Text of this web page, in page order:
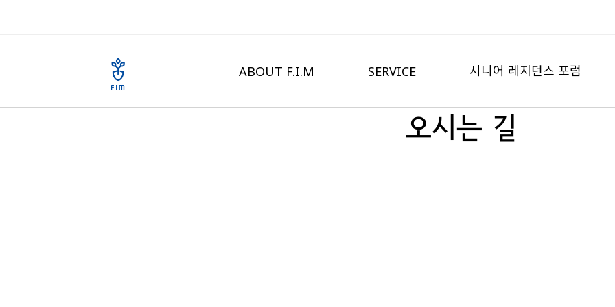
ABOUT F.I.M SERVICE 시니어 레지던스 포럼
오시는 길